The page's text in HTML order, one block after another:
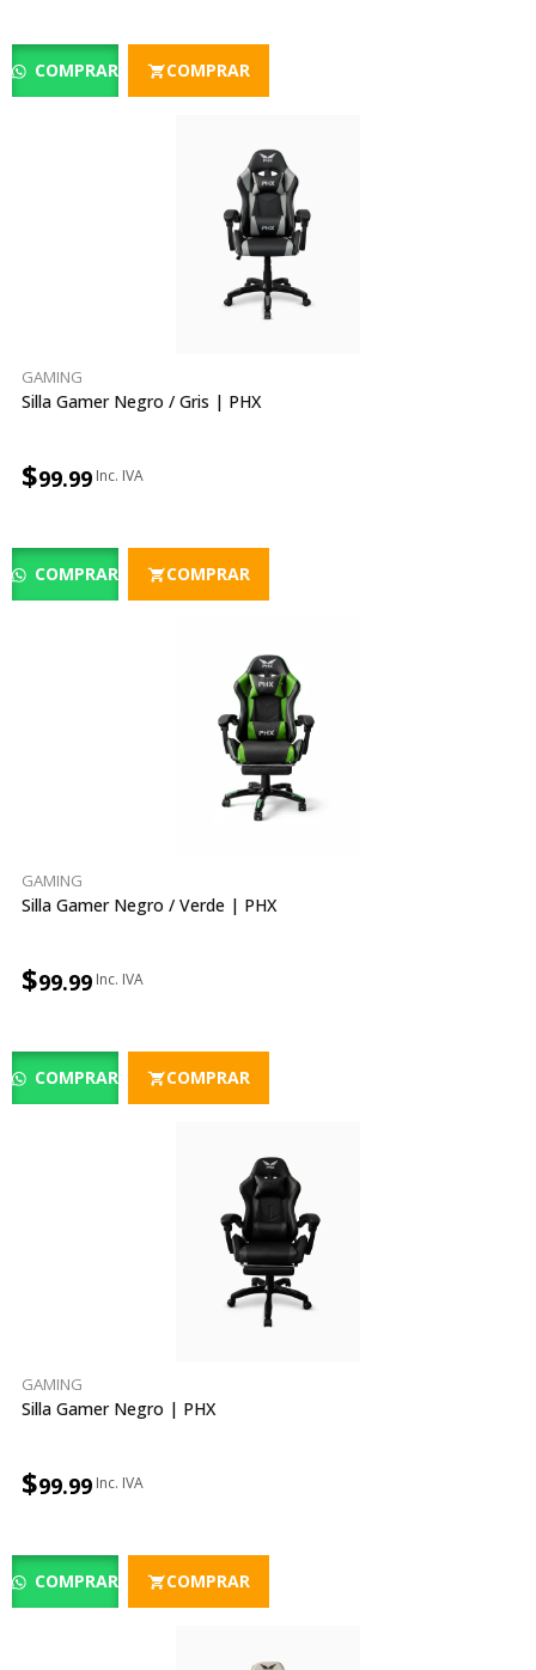
COMPRAR COMPRAR
GAMING
Silla Gamer Negro / Gris | PHX
$99.99
COMPRAR COMPRAR
GAMING
Silla Gamer Negro / Verde | PHX
$99.99
COMPRAR COMPRAR
GAMING
Silla Gamer Negro | PHX
$99.99
COMPRAR COMPRAR